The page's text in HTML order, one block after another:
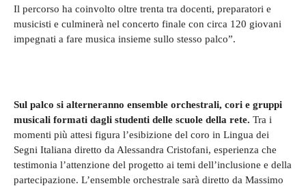
Il percorso ha coinvolto oltre trenta tra docenti, preparatori e
musicisti e culminerà nel concerto finale con circa 120 giovani
impegnati a fare musica insieme sullo stesso palco”.
Sul palco si alterneranno ensemble orchestrali, cori e gruppi
musicali formati dagli studenti delle scuole della rete. Tra i
momenti più attesi figura l’esibizione del coro in Lingua dei
Segni Italiana diretto da Alessandra Cristofani, esperienza che
testimonia l’attenzione del progetto ai temi dell’inclusione e della
partecipazione. L’ensemble orchestrale sarà diretto da Massimo